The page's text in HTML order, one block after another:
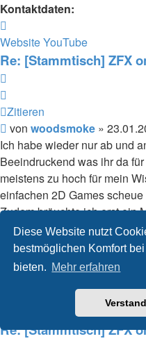
Diese Website nutzt
bestmöglichen Komfort
bieten. Mehr erfahren
Kontaktdaten:
von
woodsmoke
WebsiteYouTube
Re: [Stammtisch] ZFX
Zitieren
Beitrag
von woodsmoke »
Ich habe wieder nur ab und
Beeindruckend was ihr da
meistens zu hoch für mein
einfachen 2D Games
Zudem bräuchte ich erst ein
das geht mit Bildschirm
Nach
oben
Matthias Gubisch
01.03.2009,
Re: [Stammtisch] ZFX